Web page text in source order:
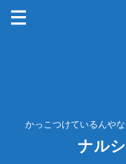
かっこつけているんや
ナル